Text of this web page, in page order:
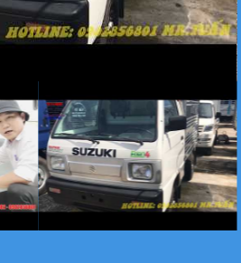
Xe tải Foton 990kg
Xe tải Foton 990kg